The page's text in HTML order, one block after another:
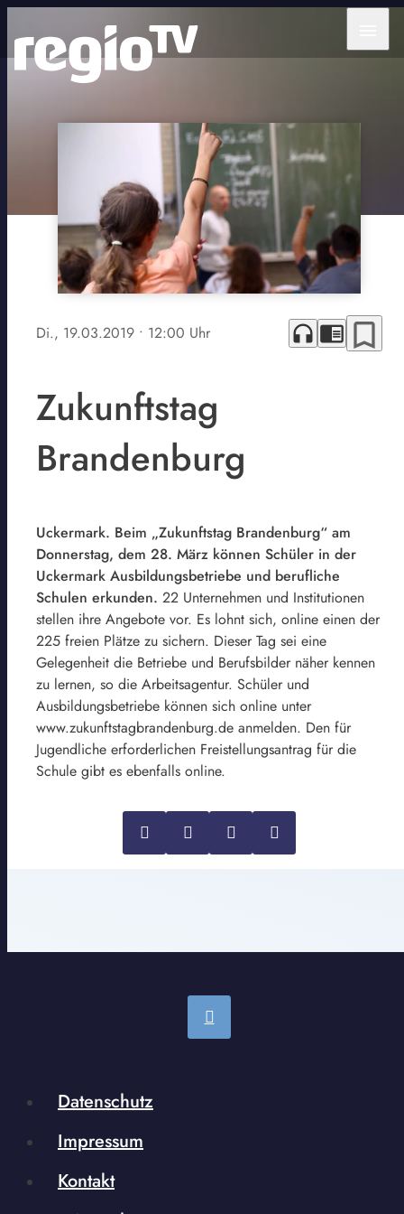
Di., 19.03.2019 • 12:00 Uhr headphones chrome_reader_mode bookmark_border
Zukunftstag
Brandenburg
Uckermark. Beim „Zukunftstag Brandenburg“ am
Donnerstag, dem 28. März können Schüler in der
Uckermark Ausbildungsbetriebe und berufliche
Schulen erkunden. 22 Unternehmen und Institutionen
stellen ihre Angebote vor. Es lohnt sich, online einen der
225 freien Plätze zu sichern. Dieser Tag sei eine
Gelegenheit die Betriebe und Berufsbilder näher kennen
zu lernen, so die Arbeitsagentur. Schüler und
Ausbildungsbetriebe können sich online unter
www.zukunftstagbrandenburg.de anmelden. Den für
Jugendliche erforderlichen Freistellungsantrag für die
Schule gibt es ebenfalls online.
Datenschutz
Impressum
Kontakt